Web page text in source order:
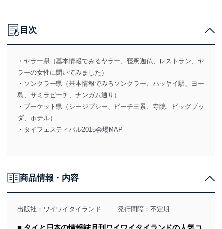
目次
・ヤラー県（基本情報でみるヤラー、寝釈迦仏、レストラン、ヤ
ラーの女性に聞いてみました）
・ソンクラー県（基本情報でみるソンクラー、ハッヤイ駅、ヨー
島、サミラビーチ、ナンガム通り）
・プーケット県（シージプシー、ビーチ三景、寺院、ビッグブッ
ダ、ホテル）
・タイフェスティバル2015会場MAP
商品情報・内容
出版社： ワイワイタイランド 発行間隔：不定期